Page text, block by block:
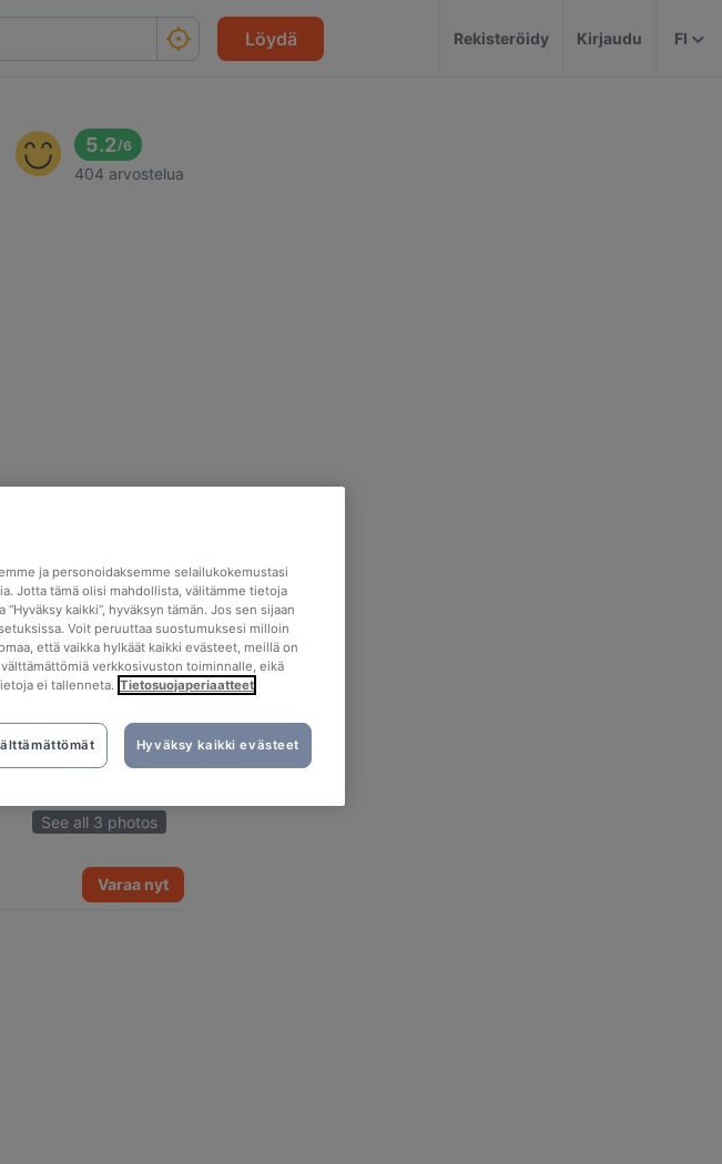
Löydä Rekisteröidy Kirjaudu FI
5.2/6
404 arvostelua
See all 3 photos
Varaa nyt
ja personoidaksemme selailukokemustasi
Jotta tämä olisi mahdollista, välitämme tietoja
kaikki”, hyväksyn tämän. Jos sen sijaan
Voit peruuttaa suostumuksesi milloin
että vaikka hylkäät kaikki evästeet, meillä on
verkkosivuston toiminnalle, eikä
ei tallenneta. Tietosuojaperiaatteet
Hyväksy kaikki evästeet